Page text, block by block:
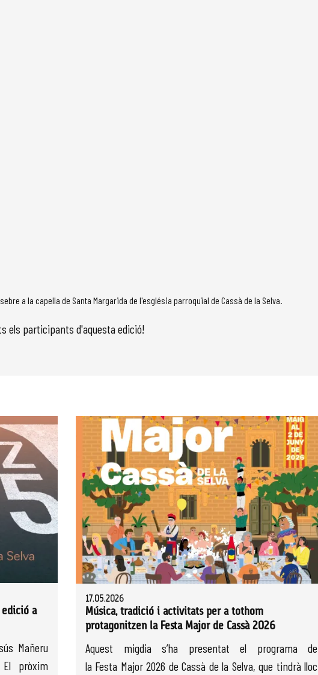
a la capella de Santa Margarida de l'església parroquial de Cassà de la Selva.
els participants d'aquesta edició!
edició a
Mañeru
pròxim
17.05.2026
Música, tradició i activitats per a tothom
protagonitzen la Festa Major de Cassà 2026
Aquest migdia s’ha presentat el programa de
la Festa Major 2026 de Cassà de la Selva, que tindrà lloc